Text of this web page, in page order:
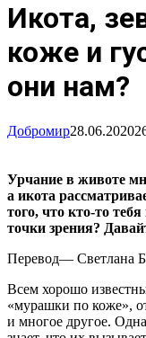
Икота,
коже и
они нам?
Добромир28.06.2020
Урчание в животе
а икота
того, что кто-то
точки зрения?
Перевод— Светлана
Всем хорошо
«мурашки по коже»,
и многое другое.